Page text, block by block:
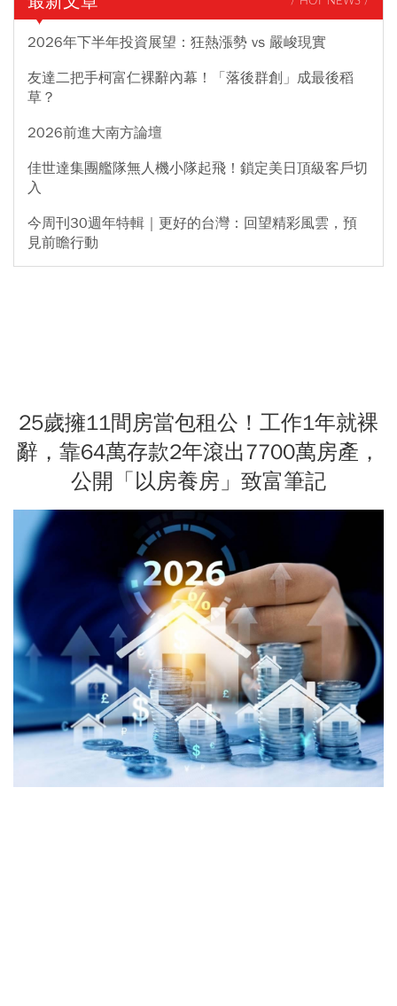
2026年下半年投資展望：狂熱漲勢 vs 嚴峻現實
友達二把手柯富仁裸辭內幕！「落後群創」成最後稻
草？
2026前進大南方論壇
佳世達集團艦隊無人機小隊起飛！鎖定美日頂級客戶切
入
今周刊30週年特輯｜更好的台灣：回望精彩風雲，預
見前瞻行動
25歲擁11間房當包租公！工作1年就裸
辭，靠64萬存款2年滾出7700萬房產，
公開「以房養房」致富筆記